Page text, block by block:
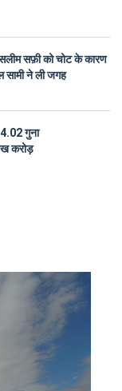
सफ़ी को चोट के कारण
सामी ने ली जगह
गुना
करोड़